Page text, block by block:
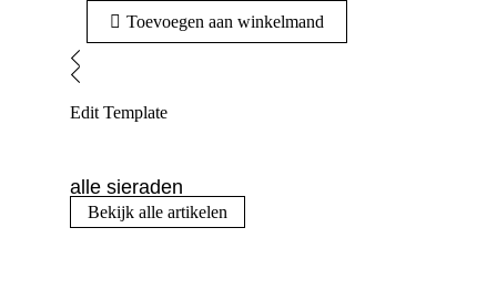
Toevoegen aan winkelmand
Edit Template
alle sieraden
Bekijk alle artikelen